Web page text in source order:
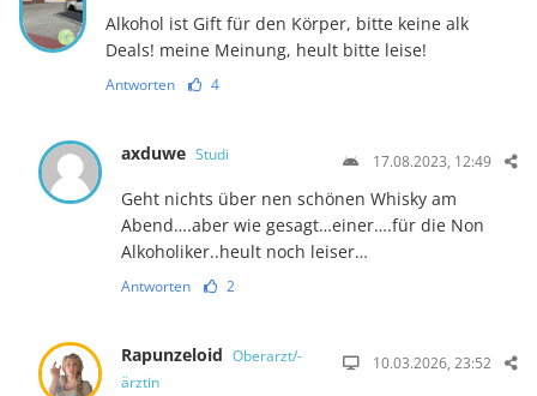
Alkohol ist Gift für den Körper, bitte keine alk
Deals! meine Meinung, heult bitte leise!
Antworten 4
axduwe Studi 17.08.2023, 12:49
Geht nichts über nen schönen Whisky am
Abend….aber wie gesagt…einer….für die Non
Alkoholiker..heult noch leiser…
Antworten 2
Rapunzeloid Oberarzt/-
ärztin
10.03.2026, 23:52